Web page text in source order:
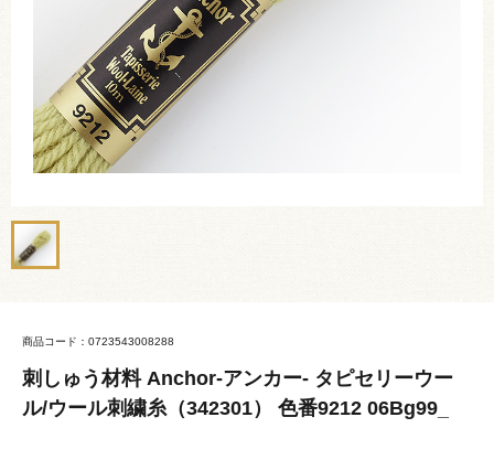
商品コード：0723543008288
刺しゅう材料 Anchor-アンカー- タピセリーウー
ル/ウール刺繍糸（342301） 色番9212 06Bg99_